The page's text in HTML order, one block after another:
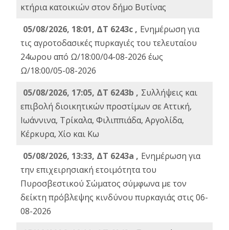
κτήρια κατοικιών στον δήμο Βυτίνας
05/08/2026, 18:01, ΔΤ 6243c , Ενημέρωση για
τις αγροτοδασικές πυρκαγιές του τελευταίου
24ωρου από Ω/18:00/04-08-2026 έως
Ω/18:00/05-08-2026
05/08/2026, 17:05, ΔΤ 6243b , Συλλήψεις και
επιβολή διοικητικών προστίμων σε Αττική,
Ιωάννινα, Τρίκαλα, Φιλιππιάδα, Αργολίδα,
Κέρκυρα, Χίο και Κω
05/08/2026, 13:33, ΔΤ 6243a , Ενημέρωση για
την επιχειρησιακή ετοιμότητα του
Πυροσβεστικού Σώματος σύμφωνα με τον
δείκτη πρόβλεψης κινδύνου πυρκαγιάς στις 06-
08-2026